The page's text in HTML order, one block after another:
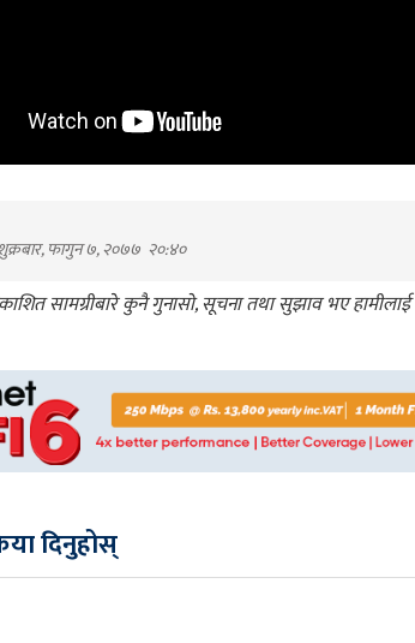
फागुन ७, २०७७ २०:४०
सामग्रीबारे कुनै गुनासो, सूचना तथा सुझाव भए हामीलाई
दिनुहोस्